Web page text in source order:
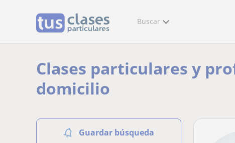
Buscar
Clases particulares y
domicilio
Guardar búsqueda